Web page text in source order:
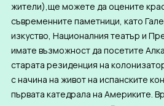
жители),ще можете да оцените
съвременните паметници, като
изкуство, Националния театър и
имате възможност да посетите
старата резиденция на
с начина на живот на испанските
първата катедрала на Америките.